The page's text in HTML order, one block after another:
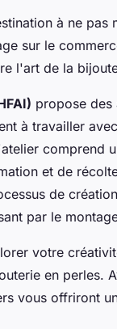
à ne pas
sur le
l'art de la
propose
à travailler
comprend
et de
de
par le
votre
en perles.
vous offriront